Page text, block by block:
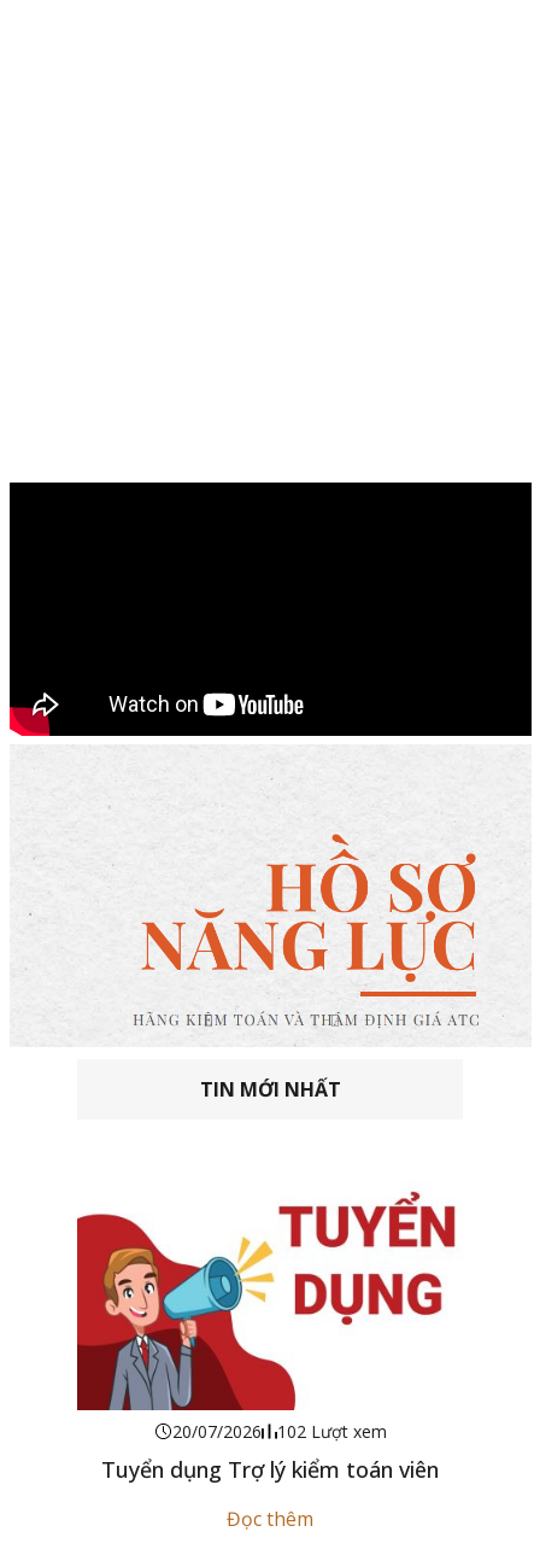
TIN MỚI NHẤT
20/07/2026 102 Lượt xem
Tuyển dụng Trợ lý kiểm toán viên
Đọc thêm